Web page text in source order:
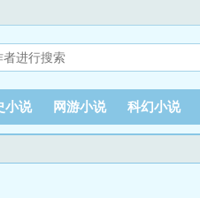
小说 网游小说 科幻小说